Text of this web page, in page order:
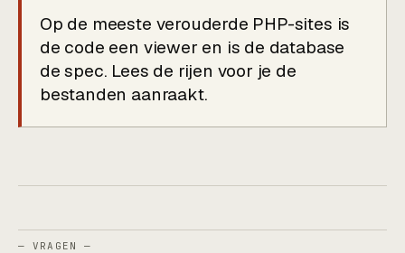
Op de meeste verouderde PHP-sites is
de code een viewer en is de database
de spec. Lees de rijen voor je de
bestanden aanraakt.
— VRAGEN —